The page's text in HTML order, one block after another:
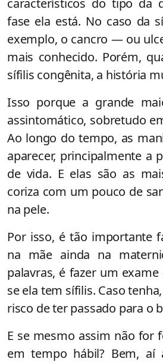
fase ela está. No caso da
exemplo, o cancro — ou
mais conhecido. Porém,
sífilis congênita, a história
Isso porque a grande
assintomático, sobretudo
Ao longo do tempo, as
aparecer, principalmente a
de vida. E elas são as
coriza com um pouco de
na pele.
Por isso, é tão importante
na mãe ainda na
palavras, é fazer um
se ela tem sífilis. Caso
risco de ter passado para o
E se mesmo assim não for
em tempo hábil? Bem, aí